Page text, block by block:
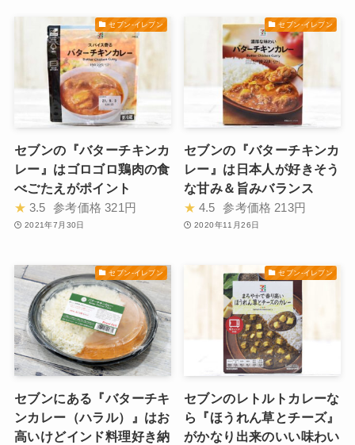
セブン-イレブン
セブンの『バターチキンカ
レー』はゴロゴロ鶏肉の食
べごたえがポイント
★ 3.5 参考価格 321円
2021年7月30日
セブン-イレブン
セブンの『バターチキンカ
レー』は日本人が好きそう
な甘み＆旨みバランス
★ 4.5 参考価格 213円
2020年11月26日
セブン-イレブン
セブンにある『バターチキ
ンカレー（ハラル）』はお
高いけどインド料理好き納
セブン-イレブン
セブンのレトルトカレーな
ら『ほうれん草とチーズ』
がかなり出来のいい味わい